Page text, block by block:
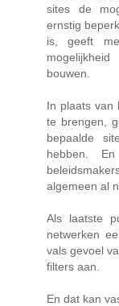
sites de
ernstig
is, geeft
bouwen.
In plaats van
te brengen,
bepaalde
hebben.
algemeen al
Als laatste
netwerken
vals gevoel
filters aan.
En dat kan